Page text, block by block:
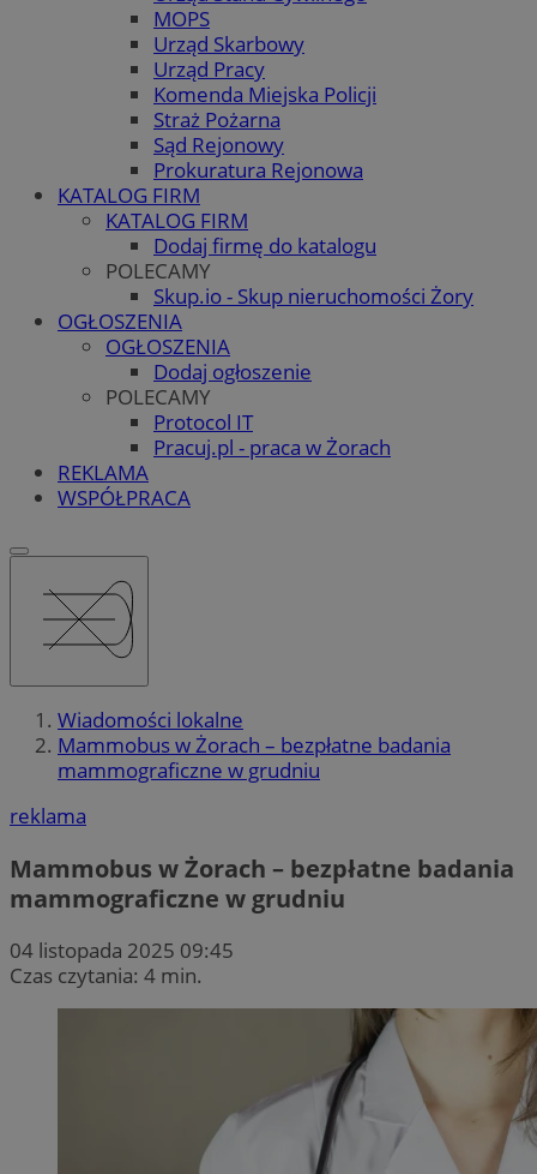
MOPS
Urząd Skarbowy
Urząd Pracy
Komenda Miejska Policji
Straż Pożarna
Sąd Rejonowy
Prokuratura Rejonowa
KATALOG FIRM
KATALOG FIRM
Dodaj firmę do katalogu
POLECAMY
Skup.io - Skup nieruchomości Żory
OGŁOSZENIA
OGŁOSZENIA
Dodaj ogłoszenie
POLECAMY
Protocol IT
Pracuj.pl - praca w Żorach
REKLAMA
WSPÓŁPRACA
Wiadomości lokalne
Mammobus w Żorach – bezpłatne badania
mammograficzne w grudniu
reklama
Mammobus w Żorach – bezpłatne badania
mammograficzne w grudniu
04 listopada 2025 09:45
Czas czytania: 4 min.